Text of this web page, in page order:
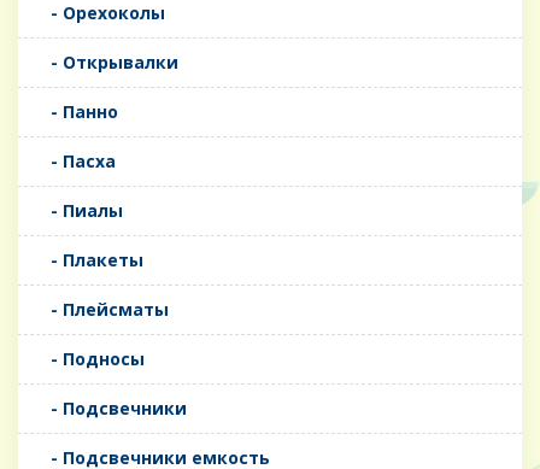
- Орехоколы
- Открывалки
- Панно
- Пасха
- Пиалы
- Плакеты
- Плейсматы
- Подносы
- Подсвечники
- Подсвечники емкость